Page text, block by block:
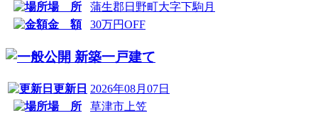
場 所
蒲生郡日野町大字下駒月
金 額
30万円OFF
新築一戸建て
更新日 2026年08月07日
場 所
草津市上笠